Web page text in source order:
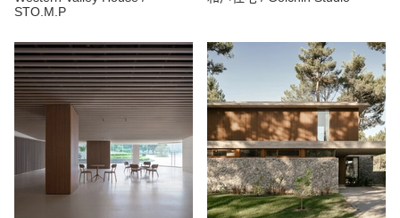
STO.M.P